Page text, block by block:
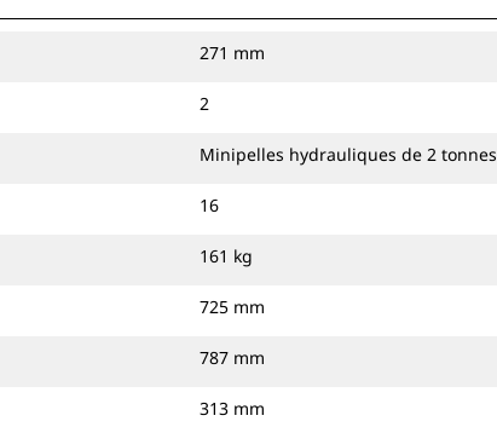
271 mm
2
Minipelles hydrauliques de 2 tonnes
16
161 kg
725 mm
787 mm
313 mm